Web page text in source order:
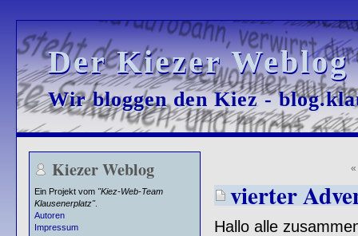
Der Kiezer
Der Kiezer
Wir bloggen den Kiez -
Wir bloggen den Kiez -
Kiezer Weblog
Ein Projekt vom "Kiez-Web-Team
Klausenerplatz".
Autoren
Impressum
vierter
Hallo alle